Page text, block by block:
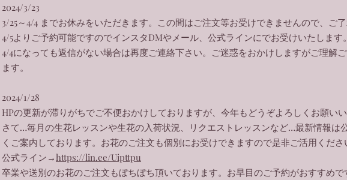
2024/3/23
3/25～4/4 までお休みをいただきます。この間はご注文等お受けできませんので、ご
4/5よりご予約可能ですのでインスタDMやメール、公式ラインにでお受けいたします
4/4になっても返信がない場合は再度ご連絡下さい。ご迷惑をおかけしますがご理解
ます。
2024/1/28
HPの更新が滞りがちでご不便おかけしておりますが、今年もどうぞよろしくお願い
さて…毎月の生花レッスンや生花の入荷状況、リクエストレッスンなど…最新情報は
くご案内しております。お花のご注文も個別にお受けできますので是非ご活用くだ
​公式ライン→https://lin.ee/Uipttpu
卒業や送別のお花のご注文もぼちぼち頂いております。お早目のご予約がおすすめ